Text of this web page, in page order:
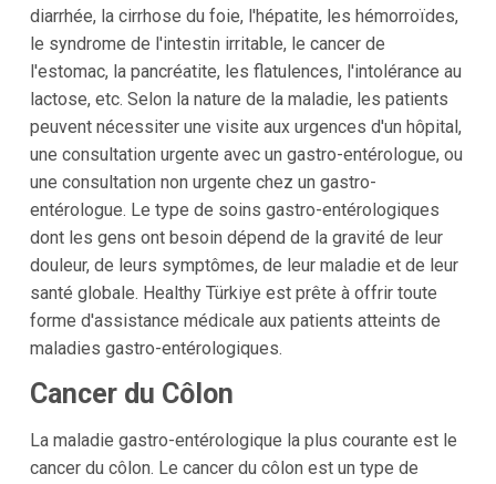
diarrhée, la cirrhose du foie, l'hépatite, les hémorroïdes,
le syndrome de l'intestin irritable, le cancer de
l'estomac, la pancréatite, les flatulences, l'intolérance au
lactose, etc. Selon la nature de la maladie, les patients
peuvent nécessiter une visite aux urgences d'un hôpital,
une consultation urgente avec un gastro-entérologue, ou
une consultation non urgente chez un gastro-
entérologue. Le type de soins gastro-entérologiques
dont les gens ont besoin dépend de la gravité de leur
douleur, de leurs symptômes, de leur maladie et de leur
santé globale. Healthy Türkiye est prête à offrir toute
forme d'assistance médicale aux patients atteints de
maladies gastro-entérologiques.
Cancer du Côlon
La maladie gastro-entérologique la plus courante est le
cancer du côlon. Le cancer du côlon est un type de